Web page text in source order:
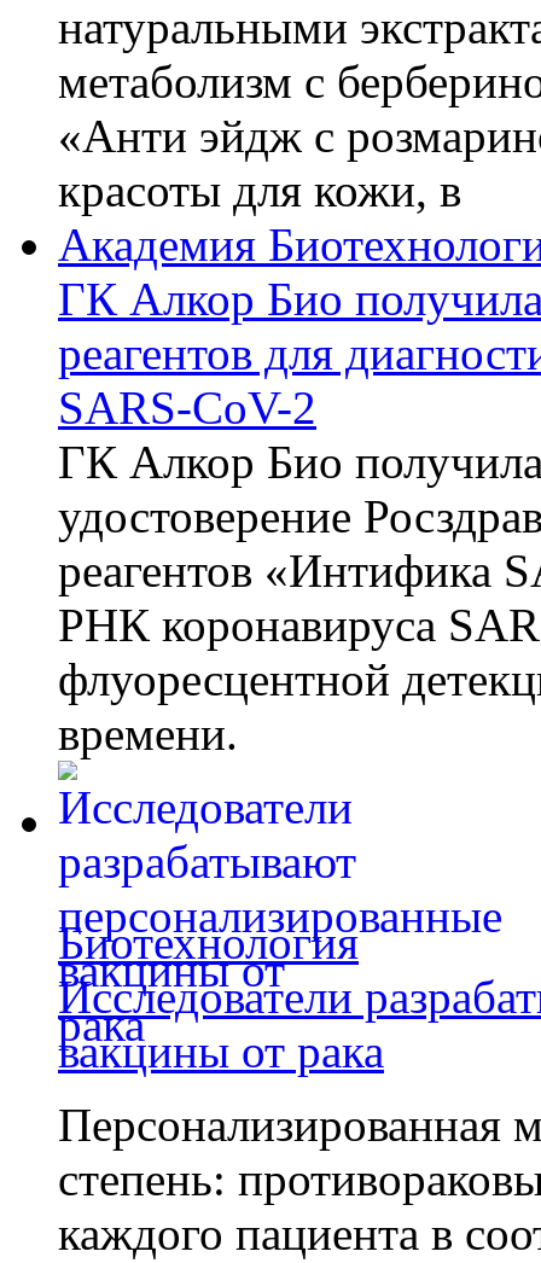
натуральными
метаболизм с
«Анти эйдж с
красоты для кожи, в
Академия
ГК Алкор Био
реагентов для
SARS-CoV-2
ГК Алкор Био
удостоверение
реагентов «Интифика
РНК коронавируса
флуоресцентной
времени.
Биотехнология
Исследователи
вакцины от рака
Персонализированная
степень:
каждого пациента в